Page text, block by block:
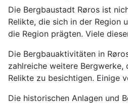
Die Bergbaustadt Røros ist
Relikte, die sich in der Region
die Region prägten. Viele
Die Bergbauaktivitäten in
zahlreiche weitere
Relikte zu besichtigen. Einige
Die historischen Anlagen und